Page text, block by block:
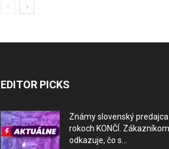
EDITOR PICKS
Známy slovenský
rokoch KONČÍ. Zákazníkom
odkazuje, čo s...